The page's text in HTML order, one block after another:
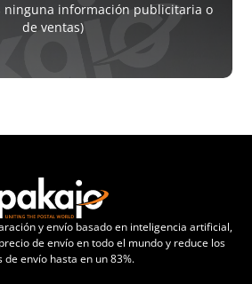
ninguna información publicitaria o
de ventas)
y envío basado en inteligencia artificial,
de envío en todo el mundo y reduce los
de envío hasta en un 83%.